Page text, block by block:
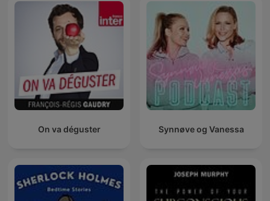
On va déguster Synnøve og Vanessa